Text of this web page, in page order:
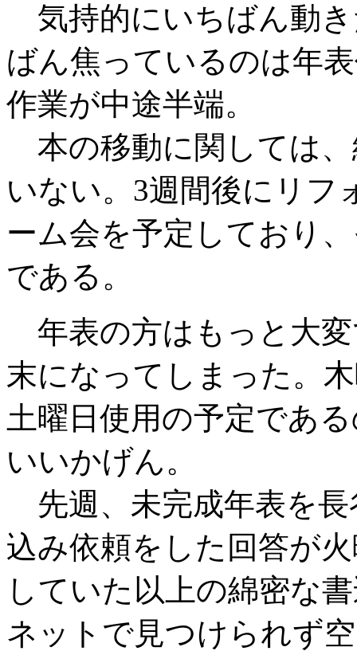
気持的にいちばん動
ばん焦っているのは年
作業が中途半端。
本の移動に関しては
いない。3週間後にリフ
ーム会を予定しており
である。
年表の方はもっと大
末になってしまった。
土曜日使用の予定であ
いいかげん。
先週、未完成年表を長
込み依頼をした回答が
していた以上の綿密な
ネットで見つけられず